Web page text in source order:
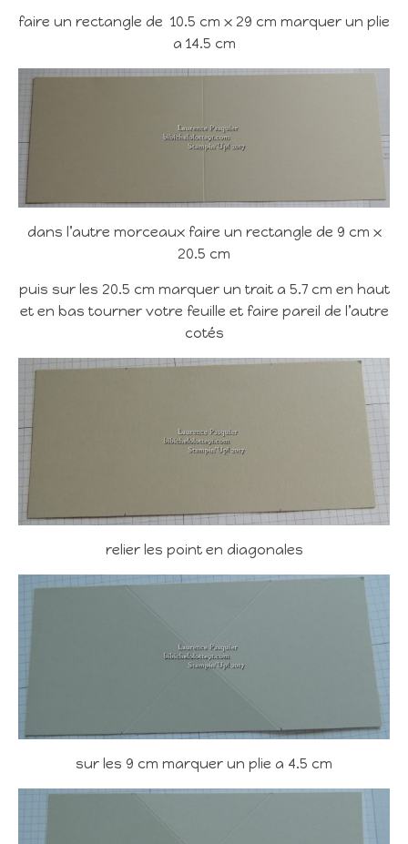
faire un rectangle de 10.5 cm x 29 cm marquer un plie
a 14.5 cm
dans l’autre morceaux faire un rectangle de 9 cm x
20.5 cm
puis sur les 20.5 cm marquer un trait a 5.7 cm en haut
et en bas tourner votre feuille et faire pareil de l’autre
cotés
relier les point en diagonales
sur les 9 cm marquer un plie a 4.5 cm